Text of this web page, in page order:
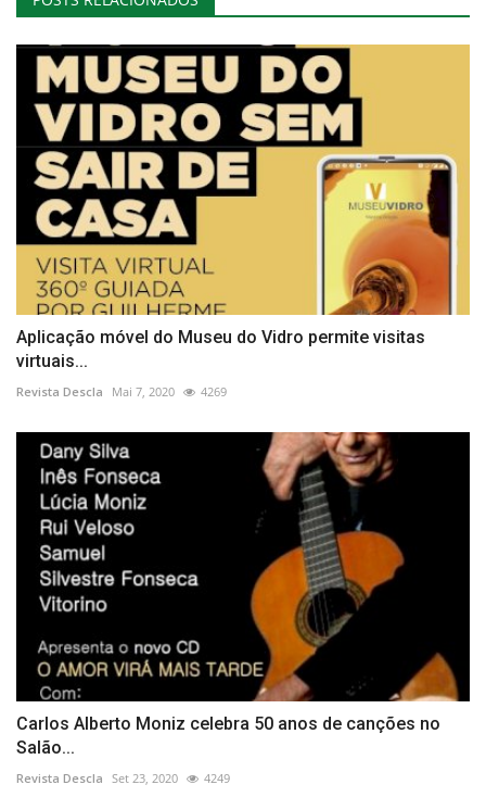
Aplicação móvel do Museu do Vidro permite visitas
virtuais...
Revista Descla Mai 7, 2020 4269
Carlos Alberto Moniz celebra 50 anos de canções no
Salão...
Revista Descla Set 23, 2020 4249